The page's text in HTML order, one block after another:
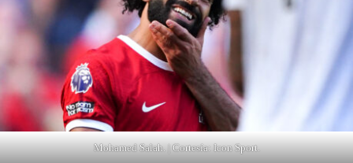
Mohamed Salah. | Cortesía: Icon Sport.